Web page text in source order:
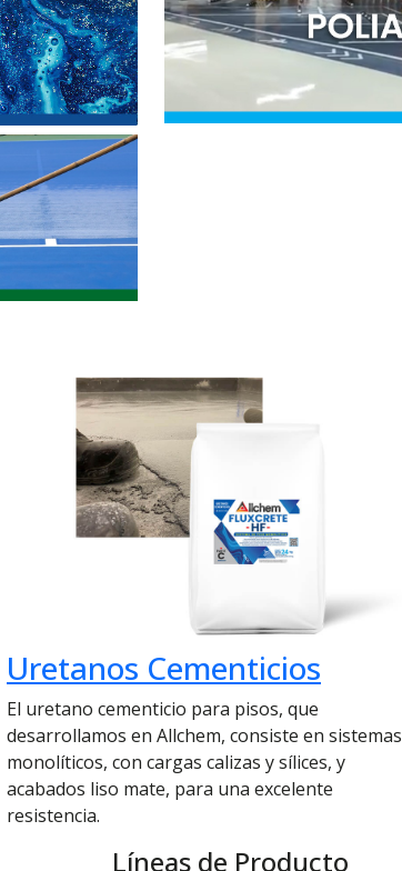
Uretanos Cementicios
El uretano cementicio para pisos, que
desarrollamos en Allchem, consiste en sistemas
monolíticos, con cargas calizas y sílices, y
acabados liso mate, para una excelente
resistencia.
Líneas de Producto